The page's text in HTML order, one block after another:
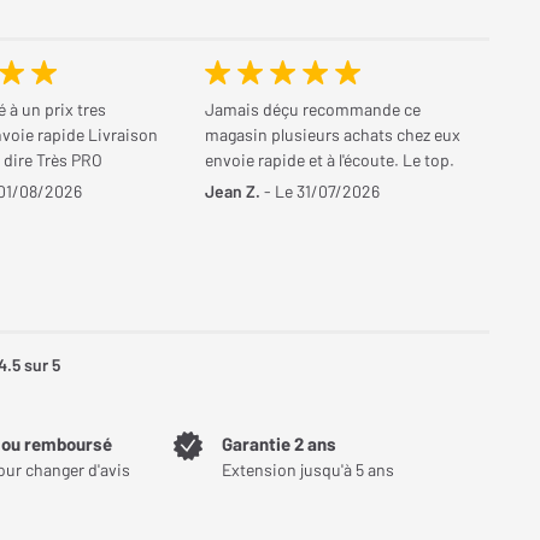
à un prix tres
rapide Livraison
Très PRO
08/2026
Jamais déçu recommande ce
magasin plusieurs achats chez eux
envoie rapide et à l'écoute. Le top.
Jean Z. - Le 31/07/2026
sur 5
remboursé
changer d'avis
Garantie 2 ans
Extension jusqu'à 5 ans